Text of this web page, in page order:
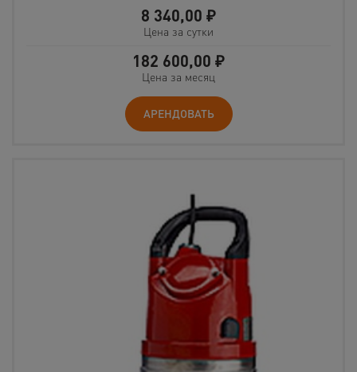
8 340,00 ₽
Цена за сутки
182 600,00 ₽
Цена за месяц
АРЕНДОВАТЬ